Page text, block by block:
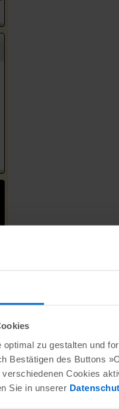
zu gestalten und
Bestätigen des Buttons
Cookies
Sie in unserer